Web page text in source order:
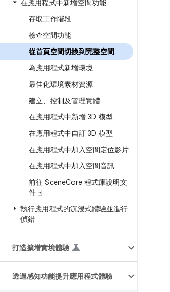
在應用程式中新增空間功能
存取工作階段
檢查空間功能
從首頁空間切換到完整空間
為應用程式新增環境
最佳化環境素材資源
建立、控制及管理實體
在應用程式中新增 3D 模型
在應用程式中自訂 3D 模型
在應用程式中加入空間定位影片
在應用程式中加入空間音訊
前往 SceneCore 程式庫說明文
件 ⍈
執行應用程式的沉浸式體驗並進行
偵錯
打造擴增實境體驗
透過感知功能提升應用程式體驗